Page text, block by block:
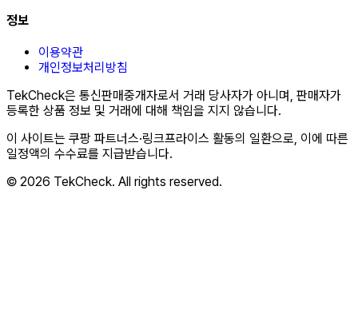
정보
이용약관
개인정보처리방침
TekCheck은 통신판매중개자로서 거래 당사자가 아니며, 판매자가
등록한 상품 정보 및 거래에 대해 책임을 지지 않습니다.
이 사이트는 쿠팡 파트너스·링크프라이스 활동의 일환으로, 이에 따른
일정액의 수수료를 지급받습니다.
© 2026 TekCheck. All rights reserved.